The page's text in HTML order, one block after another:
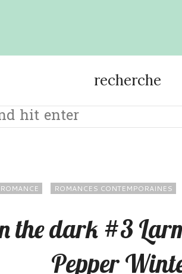
recherche
ROMANCES CONTEMPORAINES
the dark #3
Pepper